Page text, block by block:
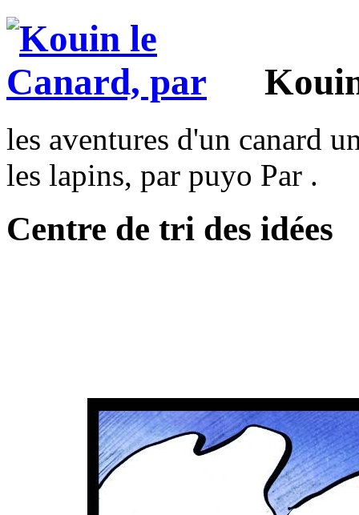
les aventures d'un canard
les lapins, par puyo Par .
Centre de tri des idées